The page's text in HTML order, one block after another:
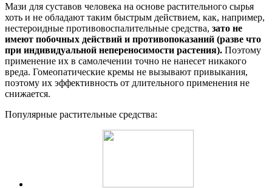
Мази для суставов человека на основе растительного сырья
хоть и не обладают таким быстрым действием, как, например,
нестероидные противовоспалительные средства, зато не
имеют побочных действий и противопоказаний (разве что
при индивидуальной непереносимости растения). Поэтому
применение их в самолечении точно не нанесет никакого
вреда. Гомеопатические кремы не вызывают привыкания,
поэтому их эффективность от длительного применения не
снижается.
Популярные растительные средства: